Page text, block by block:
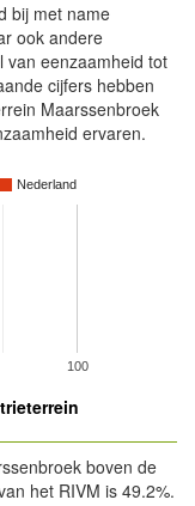
bij met name
ook andere
van eenzaamheid tot
cijfers hebben
Maarssenbroek
ervaren.
Nederland
100
boven de
het RIVM is 49.2%.